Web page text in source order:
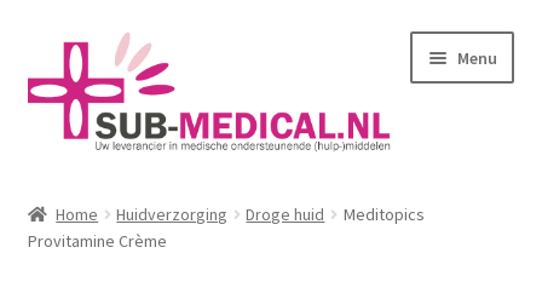
door
naar
navigatie
naar
de
inhoud
Menu
Huidverzorging
Home Huidverzorging Droge huid
Meditopics
Provitamine Crème